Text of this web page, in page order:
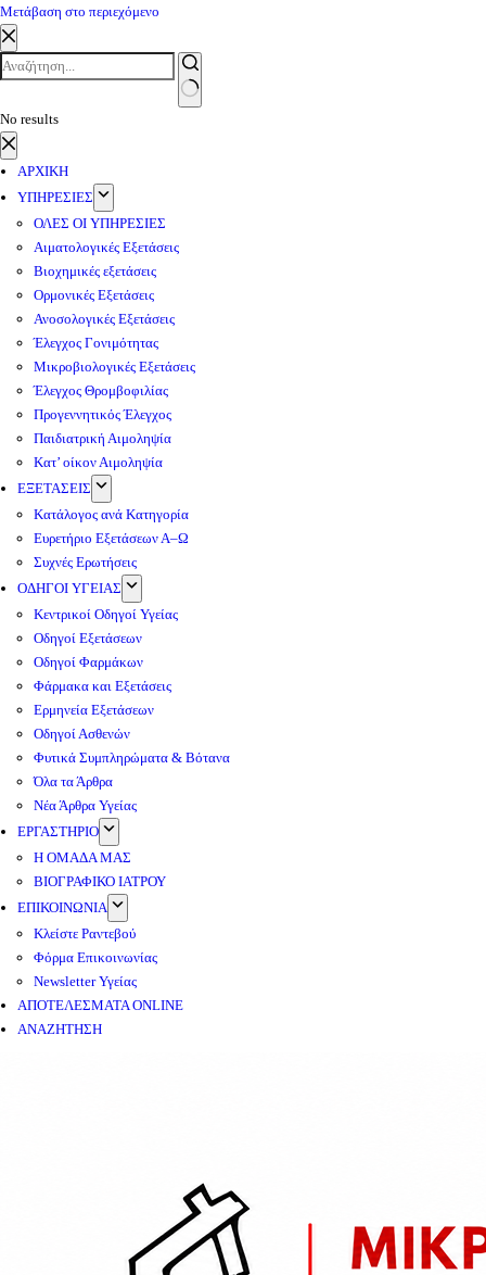
Μετάβαση στο περιεχόμενο
No results
ΑΡΧΙΚΗ
ΥΠΗΡΕΣΙΕΣ
ΟΛΕΣ ΟΙ ΥΠΗΡΕΣΙΕΣ
Αιματολογικές Εξετάσεις
Βιοχημικές εξετάσεις
Ορμονικές Εξετάσεις
Ανοσολογικές Εξετάσεις
Έλεγχος Γονιμότητας
Μικροβιολογικές Εξετάσεις
Έλεγχος Θρομβοφιλίας
Προγεννητικός Έλεγχος
Παιδιατρική Αιμοληψία
Κατ’ οίκον Αιμοληψία
ΕΞΕΤΑΣΕΙΣ
Κατάλογος ανά Κατηγορία
Ευρετήριο Εξετάσεων Α–Ω
Συχνές Ερωτήσεις
ΟΔΗΓΟΙ ΥΓΕΙΑΣ
Κεντρικοί Οδηγοί Υγείας
Οδηγοί Εξετάσεων
Οδηγοί Φαρμάκων
Φάρμακα και Εξετάσεις
Ερμηνεία Εξετάσεων
Οδηγοί Ασθενών
Φυτικά Συμπληρώματα & Βότανα
Όλα τα Άρθρα
Νέα Άρθρα Υγείας
ΕΡΓΑΣΤΗΡΙΟ
Η ΟΜΑΔΑ ΜΑΣ
ΒΙΟΓΡΑΦΙΚΟ ΙΑΤΡΟΥ
ΕΠΙΚΟΙΝΩΝΙΑ
Κλείστε Ραντεβού
Φόρμα Επικοινωνίας
Newsletter Υγείας
ΑΠΟΤΕΛΕΣΜΑΤΑ ONLINE
ΑΝΑΖΗΤΗΣΗ